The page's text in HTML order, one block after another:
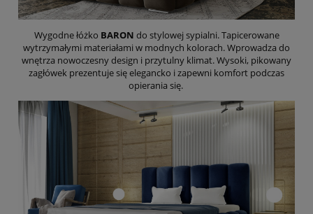
Wygodne łóżko BARON do stylowej sypialni. Tapicerowane
wytrzymałymi materiałami w modnych kolorach. Wprowadza do
wnętrza nowoczesny design i przytulny klimat. Wysoki, pikowany
zagłówek prezentuje się elegancko i zapewni komfort podczas
opierania się.